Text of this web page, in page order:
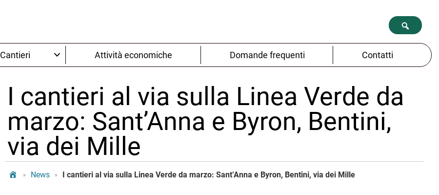
Cantieri Attività economiche Domande frequenti Contatti
I cantieri al via sulla Linea Verde da
marzo: Sant’Anna e Byron, Bentini,
via dei Mille
Tram Bologna
» News » I cantieri al via sulla Linea Verde da marzo: Sant’Anna e Byron, Bentini, via dei Mille